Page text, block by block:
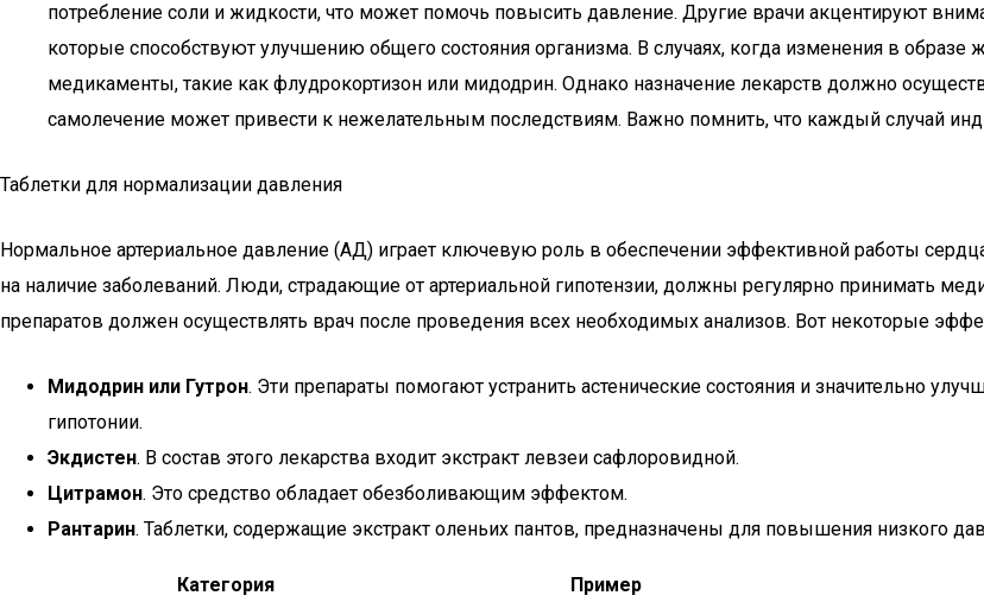
потребление соли и жидкости, что может помочь повысить давление. Другие врачи акцентируют
которые способствуют улучшению общего состояния организма. В случаях, когда изменения в образе
медикаменты, такие как флудрокортизон или мидодрин. Однако назначение лекарств должно
самолечение может привести к нежелательным последствиям. Важно помнить, что каждый случай
Таблетки для нормализации давления
Нормальное артериальное давление (АД) играет ключевую роль в обеспечении эффективной работы
на наличие заболеваний. Люди, страдающие от артериальной гипотензии, должны регулярно принимать
препаратов должен осуществлять врач после проведения всех необходимых анализов. Вот некоторые
Мидодрин или Гутрон. Эти препараты помогают устранить астенические состояния и значительно
гипотонии.
Экдистен. В состав этого лекарства входит экстракт левзеи сафлоровидной.
Цитрамон. Это средство обладает обезболивающим эффектом.
Рантарин. Таблетки, содержащие экстракт оленьих пантов, предназначены для повышения низкого
Категория Пример